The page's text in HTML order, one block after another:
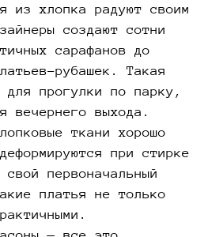
из хлопка радуют своим
создают сотни
сарафанов до
рубашек. Такая
для прогулки по парку,
вечернего выхода.
ткани хорошо
при стирке
первоначальный
платья не только